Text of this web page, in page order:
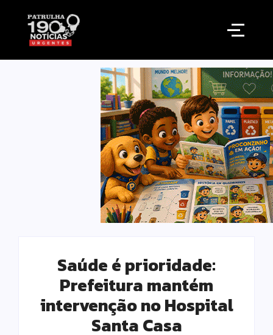
Saúde é prioridade:
Prefeitura mantém
intervenção no Hospital
Santa Casa